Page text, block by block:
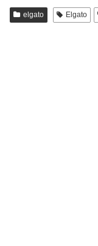
elgato Elgato